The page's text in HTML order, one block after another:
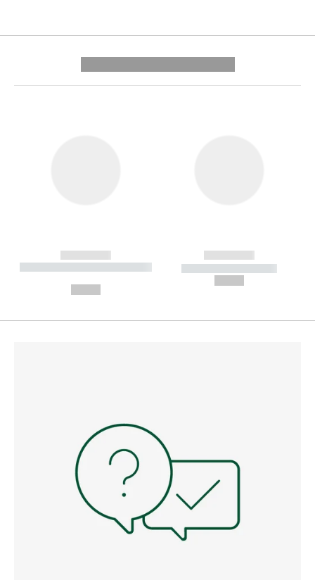
------------
----------- ----------- --------
------------
----------- -----------